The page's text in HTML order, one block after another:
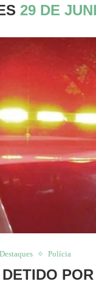
29 DE
Destaques Polícia